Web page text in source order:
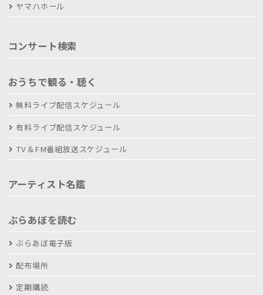
ヤマハホール
コンサート検索
おうちで観る・聴く
無料ライブ配信スケジュール
有料ライブ配信スケジュール
TV＆FM番組放送スケジュール
アーティスト名鑑
ぶらあぼを読む
ぶらあぼ電子版
配布場所
定期購読